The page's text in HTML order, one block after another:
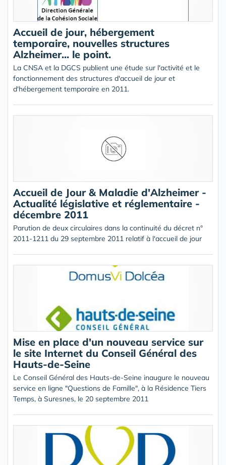
Accueil de jour, hébergement
temporaire, nouvelles structures
Alzheimer... le point.
La CNSA et la DGCS publient une étude sur l'activité et le
fonctionnement des structures d'accueil de jour et
d'hébergement temporaire en 2011.
Accueil de Jour & Maladie d'Alzheimer -
Actualité législative et réglementaire -
décembre 2011
Parution de deux circulaires dans la continuité du décret n°
2011-1211 du 29 septembre 2011 relatif à l'accueil de jour
Mise en place d'un nouveau service sur
le site Internet du Conseil Général des
Hauts-de-Seine
Le Conseil Général des Hauts-de-Seine inaugure le nouveau
service en ligne "Questions de Famille", à la Résidence Tiers
Temps, à Suresnes, le 20 septembre 2011